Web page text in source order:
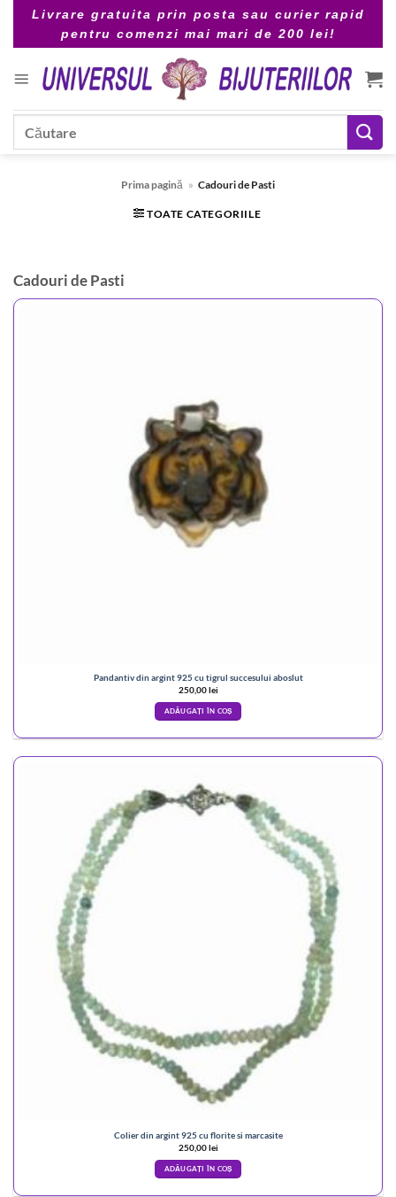
Livrare gratuita prin posta sau curier rapid
pentru comenzi mai mari de 200 lei!
Prima pagină » Cadouri de Pasti
TOATE CATEGORIILE
Cadouri de Pasti
Pandantiv din argint 925 cu tigrul succesului aboslut
250,00lei
ADĂUGAȚI ÎN COȘ
Colier din argint 925 cu florite si marcasite
250,00lei
ADĂUGAȚI ÎN COȘ